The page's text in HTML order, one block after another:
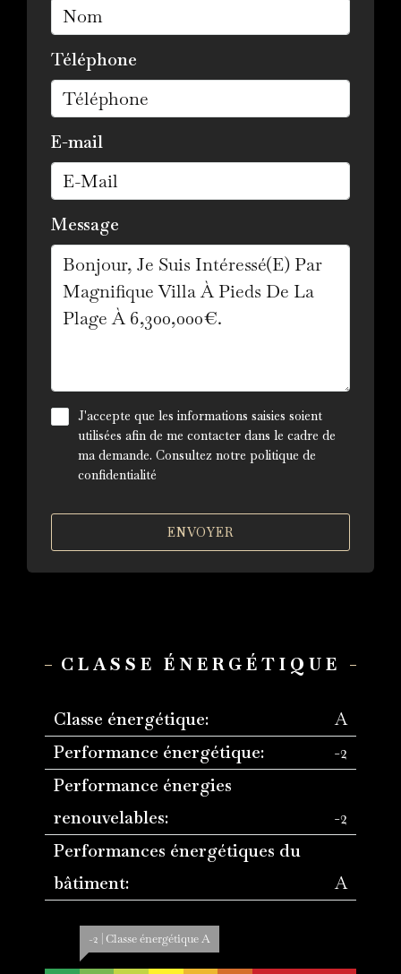
Téléphone
E-mail
Message
J'accepte que les informations saisies soient
utilisées afin de me contacter dans le cadre de
ma demande. Consultez notre politique de
confidentialité
ENVOYER
CLASSE ÉNERGÉTIQUE
Classe énergétique:
A
Performance énergétique:
-2
Performance énergies
renouvelables:
-2
Performances énergétiques du
bâtiment:
A
-2 | Classe énergétique A